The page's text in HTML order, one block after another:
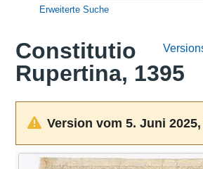
Erweiterte Suche
Constitutio
Rupertina, 1395
Version vom 5. Juni